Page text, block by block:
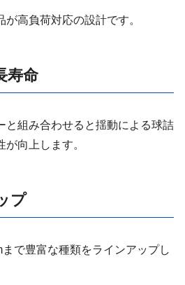
高負荷対応の設計です。
寿命
と組み合わせると揺動による球詰
向上します。
プ
で豊富な種類をラインアップし